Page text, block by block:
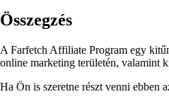
Összegzés
A Farfetch Affiliate Program egy
online marketing területén, valamint
Ha Ön is szeretne részt venni ebben